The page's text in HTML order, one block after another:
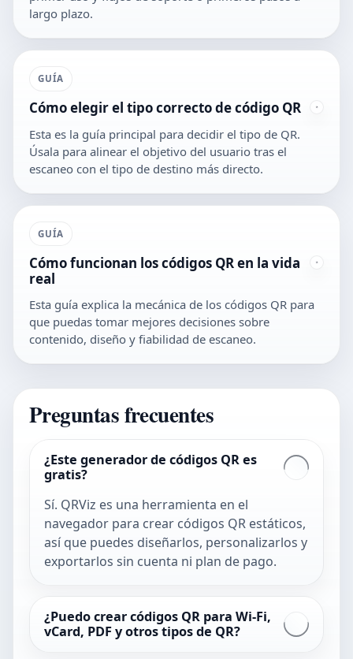
largo plazo.
GUÍA
Cómo elegir el tipo correcto de código QR
Esta es la guía principal para decidir el tipo de QR.
Úsala para alinear el objetivo del usuario tras el
escaneo con el tipo de destino más directo.
GUÍA
Cómo funcionan los códigos QR en la vida
real
Esta guía explica la mecánica de los códigos QR para
que puedas tomar mejores decisiones sobre
contenido, diseño y fiabilidad de escaneo.
Preguntas frecuentes
¿Este generador de códigos QR es
gratis?
Sí. QRViz es una herramienta en el
navegador para crear códigos QR estáticos,
así que puedes diseñarlos, personalizarlos y
exportarlos sin cuenta ni plan de pago.
¿Puedo crear códigos QR para Wi-Fi,
vCard, PDF y otros tipos de QR?